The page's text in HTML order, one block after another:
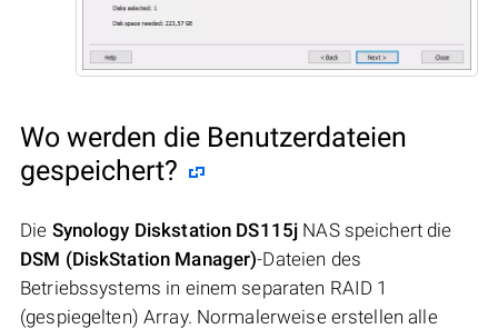
Wo werden die Benutzerdateien
gespeichert?
Die Synology Diskstation DS115j NAS speichert die
DSM (DiskStation Manager)-Dateien des
Betriebssystems in einem separaten RAID 1
(gespiegelten) Array. Normalerweise erstellen alle